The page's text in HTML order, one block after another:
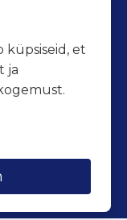
küpsiseid, et
ja